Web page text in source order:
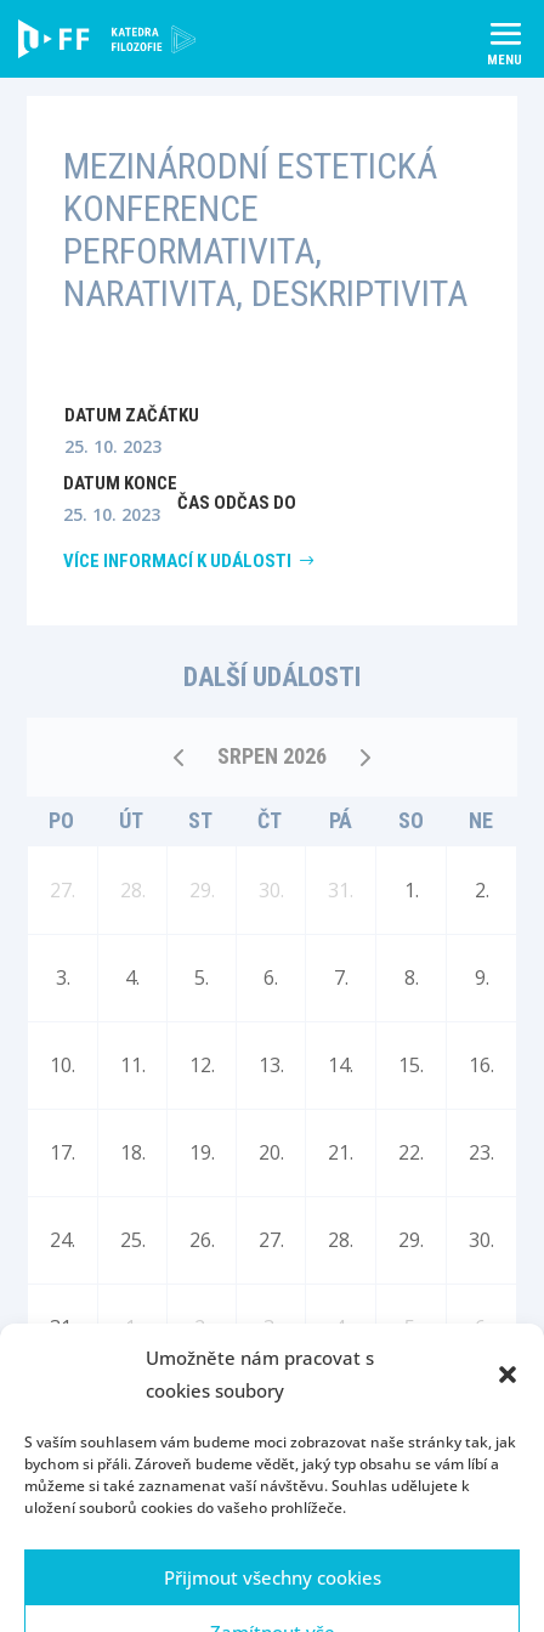
content
Umožněte nám pracovat s
cookies soubory
S vaším souhlasem vám budeme moci zobrazovat naše stránky tak, jak
bychom si přáli. Zároveň budeme vědět, jaký typ obsahu se vám líbí a
můžeme si také zaznamenat vaší návštěvu. Souhlas udělujete k
uložení souborů cookies do vašeho prohlížeče.
Přijmout všechny cookies
MEZINÁRODNÍ ESTETICKÁ
KONFERENCE
PERFORMATIVITA,
NARATIVITA, DESKRIPTIVITA
DATUM ZAČÁTKU
25. 10. 2023
DATUM KONCE
25. 10. 2023 ČAS ODČAS DO
VÍCE INFORMACÍ K UDÁLOSTI
DALŠÍ UDÁLOSTI
SRPEN 2026
PO ÚT ST ČT PÁ SO NE
27. 28. 29. 30. 31. 1. 2.
3. 4. 5. 6. 7. 8. 9.
10. 11. 12. 13. 14. 15. 16.
17. 18. 19. 20. 21. 22. 23.
24. 25. 26. 27. 28. 29. 30.
31. 1. 2. 3. 4. 5. 6.
Úvod Kontakt
Konzultační hodiny
Přijímací řízení
Portál ZČU Webmail